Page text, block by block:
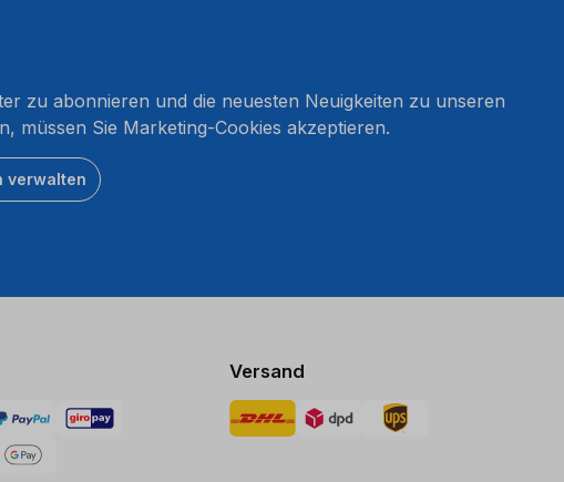
zu abonnieren und die neuesten Neuigkeiten zu unseren
müssen Sie Marketing-Cookies akzeptieren.
verwalten
Versand